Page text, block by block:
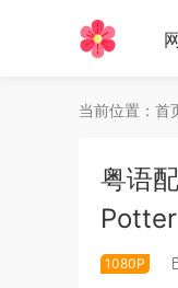
当前位置： 首
粤语
1080P